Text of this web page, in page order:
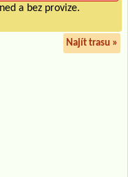
a bez provize.
Najít trasu »